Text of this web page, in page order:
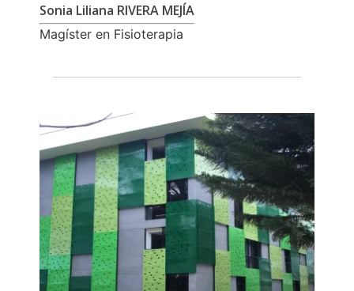
Sonia Liliana RIVERA MEJÍA
Magíster en Fisioterapia